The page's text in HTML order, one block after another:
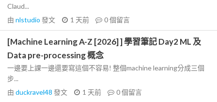
Claud...
由 nlstudio 發文 1 天前 0個留言
[Machine Learning A-Z [2026] ] 學習筆記 Day2 ML 及
Data pre-processing 概念
一邊要上課一邊還要寫這個不容易! 整個machine learning分成三個
步...
由 duckravel48 發文 1 天前 0個留言